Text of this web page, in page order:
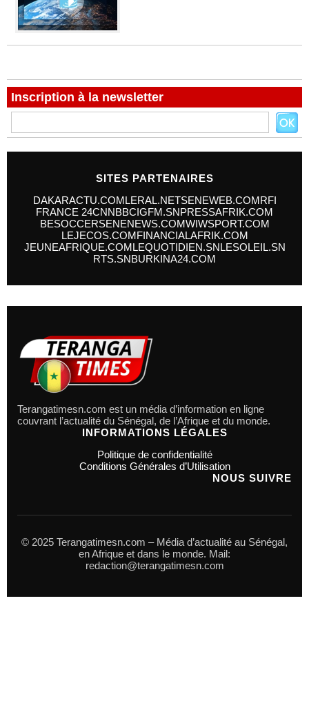
Inscription à la newsletter
SITES PARTENAIRES
DAKARACTU.COMLERAL.NETSENEWEB.COMRFI
FRANCE 24CNNBBCIGFM.SNPRESSAFRIK.COM
BESOCCERSENENEWS.COMWIWSPORT.COM
LEJECOS.COMFINANCIALAFRIK.COM
JEUNEAFRIQUE.COMLEQUOTIDIEN.SNLESOLEIL.SN
RTS.SNBURKINA24.COM
Terangatimesn.com est un média d’information en ligne
couvrant l’actualité du Sénégal, de l’Afrique et du monde.
INFORMATIONS LÉGALES
Politique de confidentialité
Conditions Générales d’Utilisation
NOUS SUIVRE
© 2025 Terangatimesn.com – Média d’actualité au Sénégal,
en Afrique et dans le monde. Mail:
redaction@terangatimesn.com